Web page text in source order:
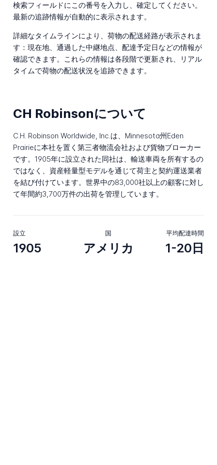
検索フィールドにこの番号を入力し、確定してください。
最新の追跡情報が自動的に表示されます。
詳細なタイムラインにより、荷物の配送経路が表示されま
す：現在地、通過した中継地点、配達予定日などの情報が
確認できます。これらの情報は各段階で更新され、リアル
タイムで荷物の配送状況を追跡できます。
CH Robinsonについて
C.H. Robinson Worldwide, Inc.は、Minnesota州Eden
Prairieに本社を置く第三者物流会社および貨物ブローカー
です。1905年に設立された同社は、輸送車両を所有するの
ではなく、資産軽量型モデルを通じて荷主と契約運送業者
を結び付けています。世界中の83,000社以上の顧客に対し
て年間約3,700万件の出荷を管理しています。
設立
1905
国
アメリカ
平均配達時間
1-20日